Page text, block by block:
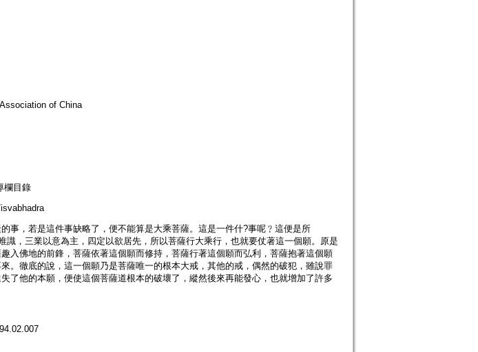
of China
欄目錄
事，若是這件事缺略了，便不能算是大乘菩薩。這是一件什?事呢﹖這便是所
識，三業以意為主，四定以欲居先，所以菩薩行大乘行，也就要仗著這一個願。原是
入佛地的前鋒，菩薩依著這個願而修持，菩薩行著這個願而弘利，菩薩抱著這個願
。徹底的說，這一個願乃是菩薩唯一的根本大戒，其他的戒，偶然的破犯，雖說罪
了他的本願，便使這個菩薩道根本的破壞了，縱然後來再能發心，也就增加了許多